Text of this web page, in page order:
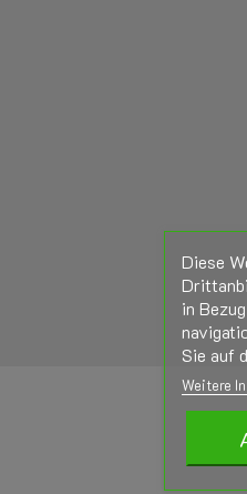
Diese
in
Sie auf
Weitere